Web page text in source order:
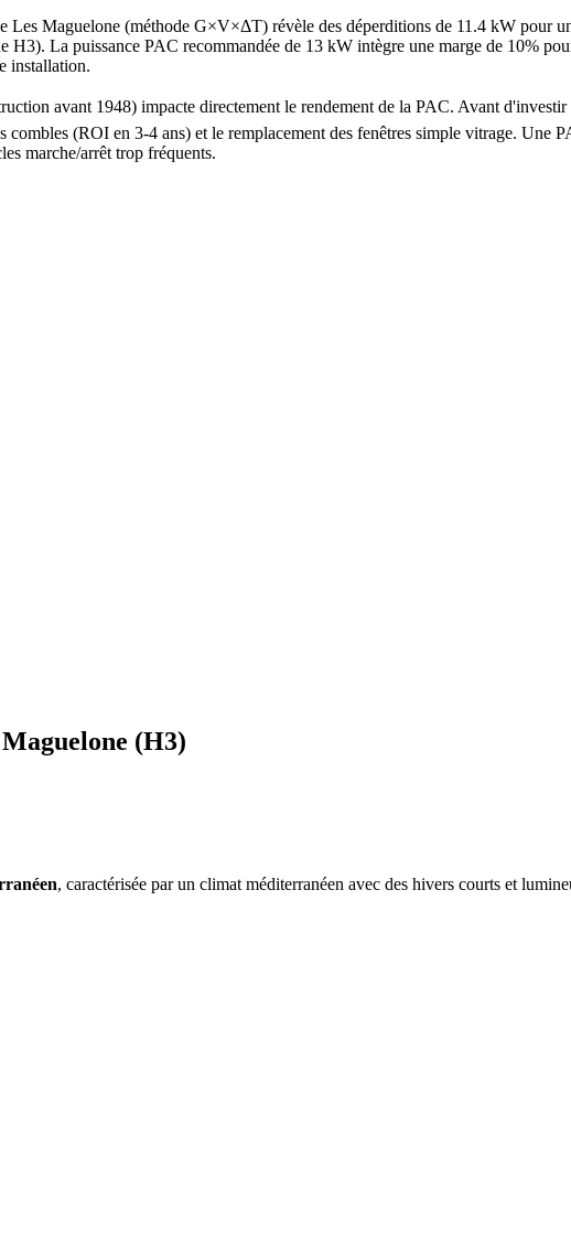
Les Maguelone (méthode G×V×ΔT) révèle des déperditions de 11.4 kW
La puissance PAC recommandée de 13 kW intègre une marge de 10%
installation.
avant 1948) impacte directement le rendement de la PAC. Avant
(ROI en 3-4 ans) et le remplacement des fenêtres simple vitrage. Une
marche/arrêt trop fréquents.
(H3)
, caractérisée par un climat méditerranéen avec des hivers courts et